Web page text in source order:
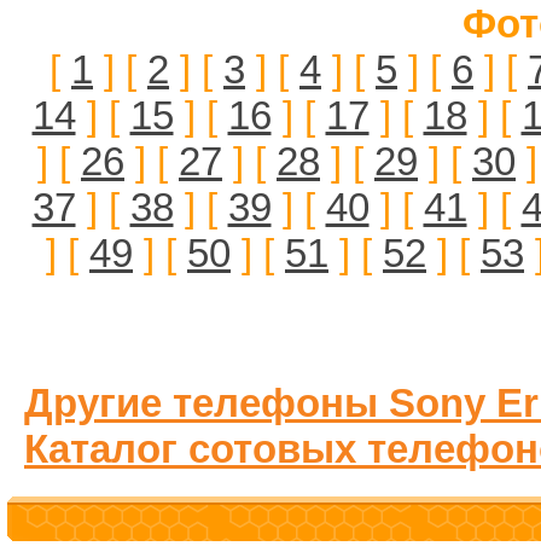
[ 1 ] [ 2 ] [ 3 ] [ 4 ] [ 5 ] [ 6 ] [
14] [ 15 ] [ 16 ] [ 17 ] [ 18 ] [
] [ 26 ] [ 27 ] [ 28 ] [ 29 ] [ 30
37 ] [ 38 ] [ 39 ] [ 40 ] [ 41 ] [
] [ 49 ] [ 50 ] [ 51 ] [ 52 ] [ 53
Другие телефоны Sony
Каталог сотовых